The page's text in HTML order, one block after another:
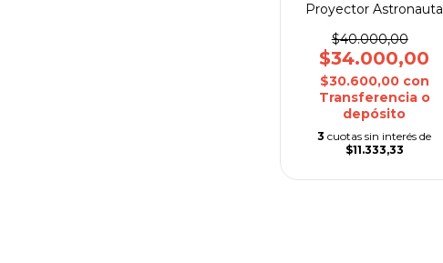
Proyector Astronauta
$40.000,00
$34.000,00
$30.600,00 con
Transferencia o
depósito
3 cuotas sin interés de
$11.333,33